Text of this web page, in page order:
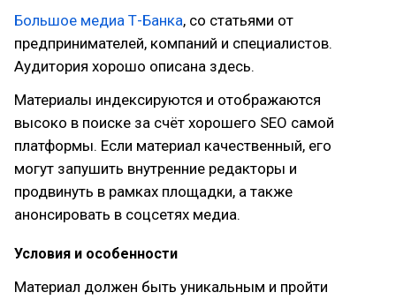
Большое медиа Т-Банка, со статьями от
предпринимателей, компаний и специалистов.
Аудитория хорошо описана здесь.
Материалы индексируются и отображаются
высоко в поиске за счёт хорошего SEO самой
платформы. Если материал качественный, его
могут запушить внутренние редакторы и
продвинуть в рамках площадки, а также
анонсировать в соцсетях медиа.
Условия и особенности
Материал должен быть уникальным и пройти